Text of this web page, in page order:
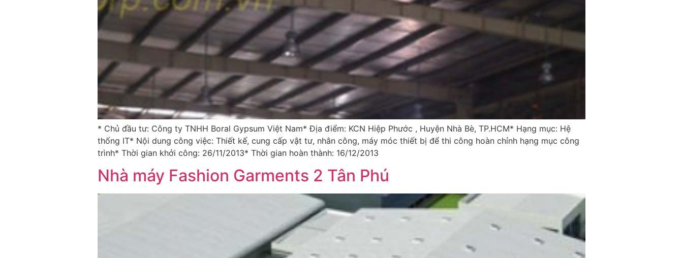
* Chủ đầu tư: Công ty TNHH Boral Gypsum Việt Nam* Địa điểm: KCN Hiệp Phước , Huyện Nhà Bè, TP.HCM* Hạng mục: Hệ
thống IT* Nội dung công việc: Thiết kế, cung cấp vật tư, nhân công, máy móc thiết bị để thi công hoàn chỉnh hạng mục công
trình* Thời gian khởi công: 26/11/2013* Thời gian hoàn thành: 16/12/2013
Nhà máy Fashion Garments 2 Tân Phú